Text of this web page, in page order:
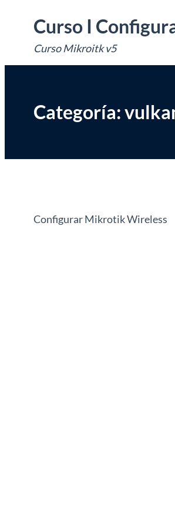
contenido
Curso I
Curso Mikroitk v5
Categoría:
Configurar Mikrotik Wireless